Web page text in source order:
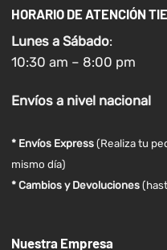
HORARIO DE ATENCIÓN
Lunes a Sábado:
10:30 am – 8:00 pm
Envíosa nivel nacional
* Envíos Express(Realiza tu
mismo día)
* Cambios y Devoluciones
Nuestra Empresa